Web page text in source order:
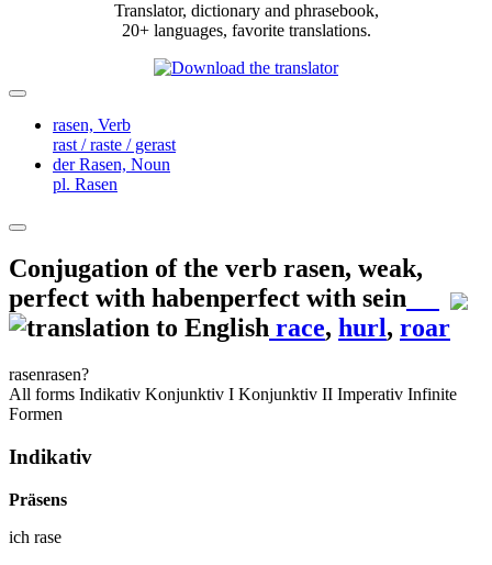
Translator, dictionary and phrasebook,
20+ languages, favorite translations.
rasen, Verb
rast / raste / gerast
der Rasen, Noun
pl. Rasen
Conjugation of the verb rasen, weak,
perfect with habenperfect with sein
race, hurl, roar
rasenrasen?
All forms Indikativ Konjunktiv I Konjunktiv II Imperativ Infinite
Formen
Indikativ
Präsens
ich rase